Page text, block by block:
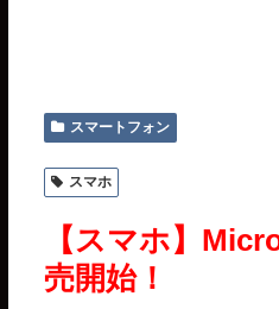
スマートフォン
スマホ
【スマホ】
売開始！